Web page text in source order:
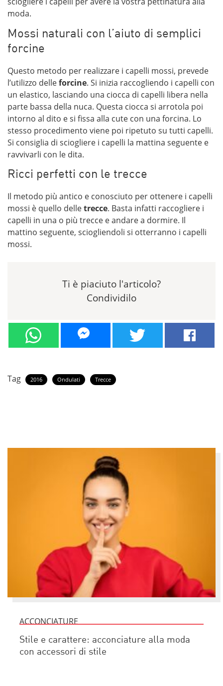
moda.
Mossi naturali con l’aiuto di semplici
forcine
Questo metodo per realizzare i capelli mossi, prevede
l’utilizzo delleforcine. Si inizia raccogliendo i capelli con
un elastico, lasciando una ciocca di capelli libera nella
parte bassa della nuca. Questa ciocca si arrotola poi
intorno al dito e si fissa alla cute con una forcina. Lo
stesso procedimento viene poi ripetuto su tutti capelli.
Si consiglia di sciogliere i capelli la mattina seguente e
ravvivarli con le dita.
Ricci perfetti con le trecce
Il metodo più antico e conosciuto per ottenere i capelli
mossi è quello delletrecce. Basta infatti raccogliere i
capelli in una o più trecce e andare a dormire. Il
mattino seguente, sciogliendoli si otterranno i capelli
mossi.
Ti è piaciuto l'articolo?
Condividilo
Tag 2016 Ondulati Trecce
ACCONCIATURE
Stile e carattere: acconciature alla moda
con accessori di stile